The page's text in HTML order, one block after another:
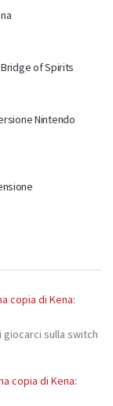
of Spirits
Nintendo
copia di Kena:
giocarci sulla switch
copia di Kena: